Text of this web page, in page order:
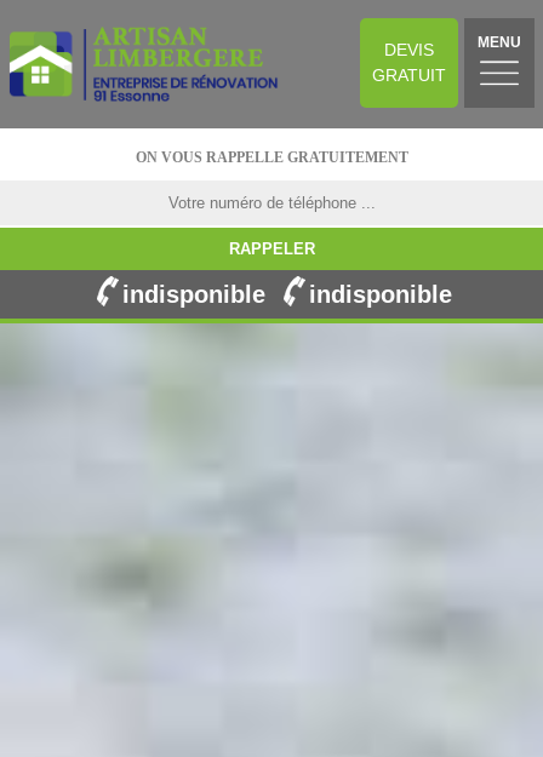
DEVIS
GRATUIT
MENU
ON VOUS RAPPELLE GRATUITEMENT
indisponible indisponible